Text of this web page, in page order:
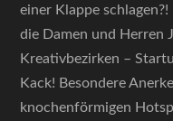
einer Klappe
die Damen und Herren
Kreativbezirken –
Kack! Besondere
knochenförmigen